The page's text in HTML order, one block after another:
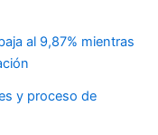
al 9,87% mientras
y proceso de